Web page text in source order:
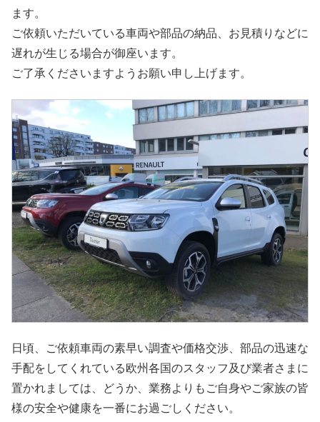
ます。
ご依頼いただいている車両や部品の納品、お見積りなどに
遅れが生じる場合が御座います。
ご了承くださいますようお願い申し上げます。
日頃、ご依頼車両の素早い調査や価格交渉、部品の迅速な
手配をしてくれている欧州各国のスタッフ及び業者さまに
置かれましては、どうか、業務よりもご自身やご家族の皆
様の安全や健康を一番にお過ごしください。